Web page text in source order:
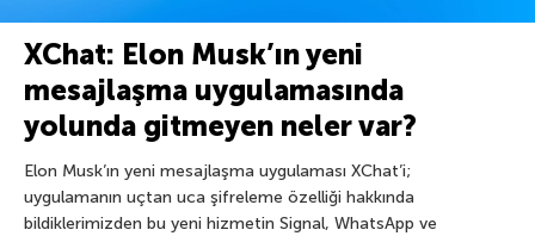
XChat: Elon Musk’ın yeni
mesajlaşma uygulamasında
yolunda gitmeyen neler var?
Elon Musk’ın yeni mesajlaşma uygulaması XChat’i;
uygulamanın uçtan uca şifreleme özelliği hakkında
bildiklerimizden bu yeni hizmetin Signal, WhatsApp ve